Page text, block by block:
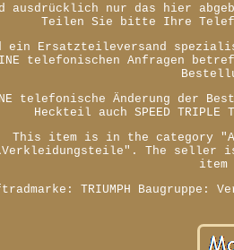
ausdrücklich nur das hier
Teilen Sie bitte Ihre
ein Ersatzteileversand
telefonischen Anfragen
telefonische Änderung der
Heckteil auch SPEED
This item is in the category
The seller
item
TRIUMPH
Baugruppe: